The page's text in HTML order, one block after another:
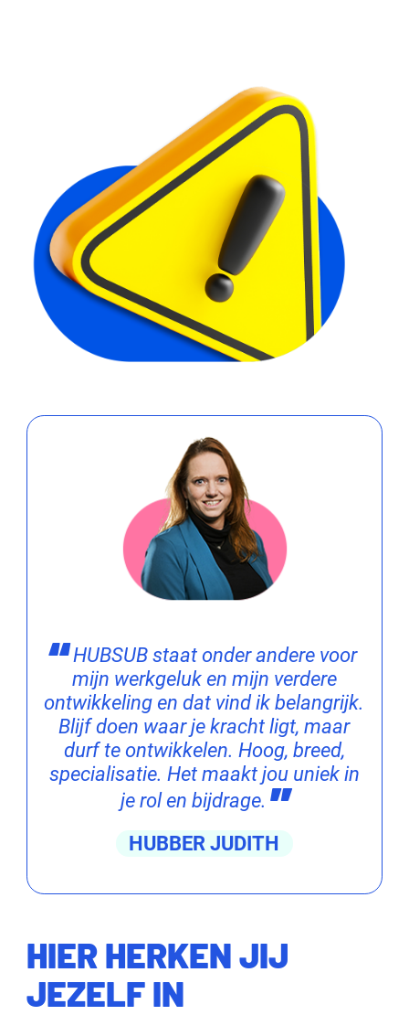
HUBSUB staat onder andere voor
mijn werkgeluk en mijn verdere
ontwikkeling en dat vind ik belangrijk.
Blijf doen waar je kracht ligt, maar
durf te ontwikkelen. Hoog, breed,
specialisatie. Het maakt jou uniek in
je rol en bijdrage.
HUBBER JUDITH
HIER HERKEN JIJ
JEZELF IN